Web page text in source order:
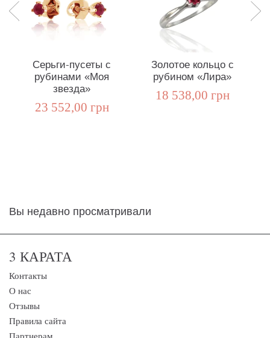
Серьги-пусеты с
рубинами «Моя
звезда»
23 552,00 грн
Золотое кольцо с
рубином «Лира»
18 538,00 грн
Вы недавно просматривали
3 КАРАТА
Контакты
О нас
Отзывы
Правила сайта